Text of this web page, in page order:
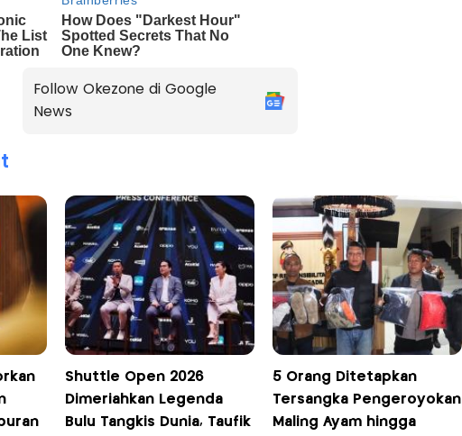
Follow Okezone di Google
News
Shuttle Open 2026
Dimeriahkan Legenda
Bulu Tangkis Dunia, Taufik
5 Orang Ditetapkan
Tersangka Pengeroyokan
Maling Ayam hingga